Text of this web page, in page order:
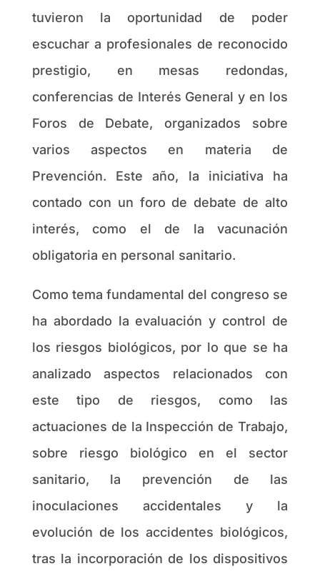
tuvieron la oportunidad de poder
escuchar a profesionales de reconocido
prestigio, en mesas redondas,
conferencias de Interés General y en los
Foros de Debate, organizados sobre
varios aspectos en materia de
Prevención. Este año, la iniciativa ha
contado con un foro de debate de alto
interés, como el de la vacunación
obligatoria en personal sanitario.
Como tema fundamental del congreso se
ha abordado la evaluación y control de
los riesgos biológicos, por lo que se ha
analizado aspectos relacionados con
este tipo de riesgos, como las
actuaciones de la Inspección de Trabajo,
sobre riesgo biológico en el sector
sanitario, la prevención de las
inoculaciones accidentales y la
evolución de los accidentes biológicos,
tras la incorporación de los dispositivos